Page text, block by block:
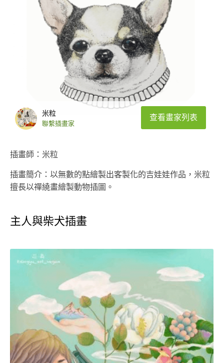
米粒
聯繫插畫家
查看畫家列表
插畫師：米粒
插畫簡介：以無數的點繪製出客製化的吉娃娃作品，米粒
擅長以禪繞畫繪製動物插圖。
主人與柴犬插畫